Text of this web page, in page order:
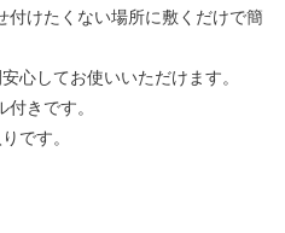
付けたくない場所に敷くだけで簡
心してお使いいただけます。
きです。
です。